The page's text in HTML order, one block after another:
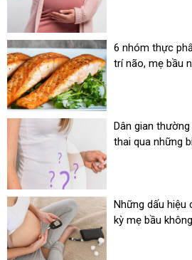
6 nhóm thực
trí não, mẹ bầu
Dân gian
thai qua những
Những dấu
kỳ mẹ bầu